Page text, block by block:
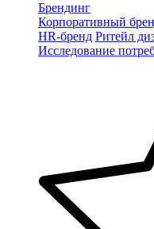
Брендинг
Корпоративный
НR-бренд Ритейл
Исследование